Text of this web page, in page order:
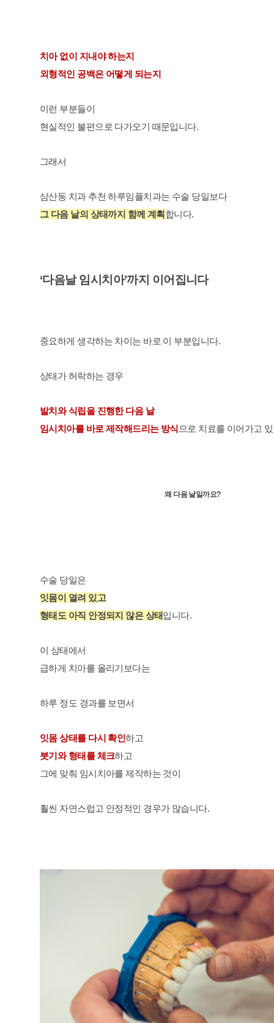
치아 없이 지내야 하는지
외형적인 공백은 어떻게 되는지
이런 부분들이
현실적인 불편으로 다가오기 때문입니다.
그래서
삼산동 치과 추천 하루임플치과는 수술 당일보다
그 다음 날의 상태까지 함께 계획합니다.
‘다음날 임시치아’까지 이어집니다
중요하게 생각하는 차이는 바로 이 부분입니다.
상태가 허락하는 경우
발치와 식립을 진행한 다음 날
임시치아를 바로 제작해드리는 방식 으로 치료를 이어가고
왜 다음 날일까요?
수술 당일은
잇몸이 열려 있고
형태도 아직 안정되지 않은 상태입니다.
이 상태에서
급하게 치아를 올리기보다는
하루 정도 경과를 보면서
잇몸 상태를 다시 확인하고
붓기와 형태를 체크하고
그에 맞춰 임시치아를 제작하는 것이
훨씬 자연스럽고 안정적인 경우가 많습니다.